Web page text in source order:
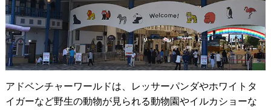
アドベンチャーワールドは、レッサーパンダやホワイトタ
イガーなど野生の動物が見られる動物園やイルカショーな